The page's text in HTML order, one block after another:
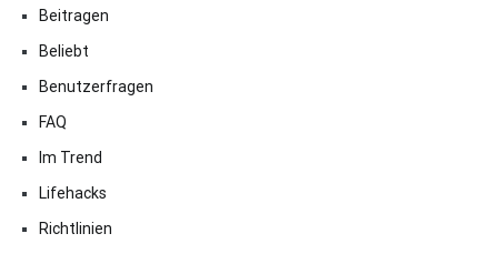
Beitragen
Beliebt
Benutzerfragen
FAQ
Im Trend
Lifehacks
Richtlinien